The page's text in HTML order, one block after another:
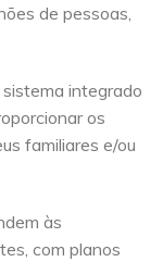
de pessoas,
integrado
os
familiares e/ou
às
com planos